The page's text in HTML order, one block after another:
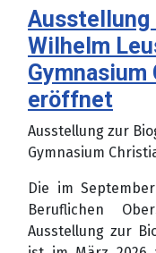
Ausstellung
Wilhelm
eröffnet
Ausstellung zur
Gymnasium
Die im
Beruflichen
Ausstellung zur